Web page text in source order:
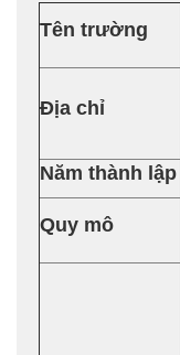
Tên trường
Địa chỉ
Năm thành lập
Quy mô